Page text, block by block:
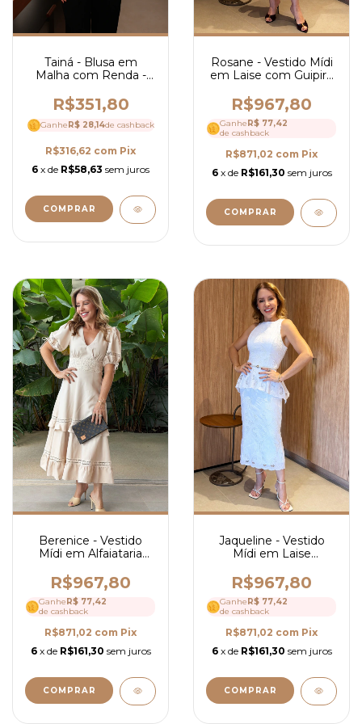
Tainá - Blusa em
Malha com Renda -
R$351,80
GanheR$ 28,14de cashback
R$316,62 com Pix
6 x de R$58,63 sem juros
COMPRAR
Rosane - Vestido Mídi
em Laise com Guipir -
R$967,80
GanheR$ 77,42
de cashback
R$871,02 com Pix
6 x de R$161,30 sem juros
COMPRAR
Berenice - Vestido
Mídi em Alfaiataria
R$967,80
GanheR$ 77,42
de cashback
R$871,02 com Pix
6 x de R$161,30 sem juros
COMPRAR
Jaqueline - Vestido
Mídi em Laise
R$967,80
GanheR$ 77,42
de cashback
R$871,02 com Pix
6 x de R$161,30 sem juros
COMPRAR